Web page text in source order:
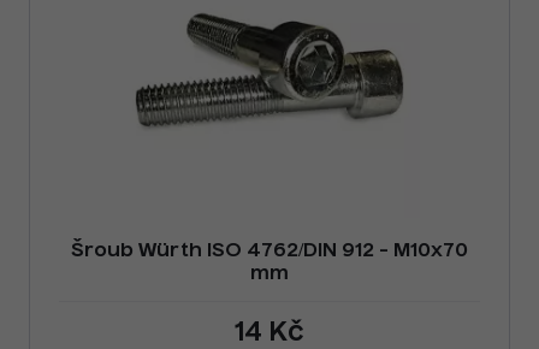
Šroub Würth ISO 4762/DIN 912 - M10x70
mm
14 Kč